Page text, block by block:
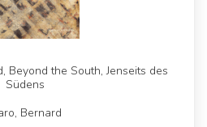
Beyond the South, Jenseits des
Südens
Bernard